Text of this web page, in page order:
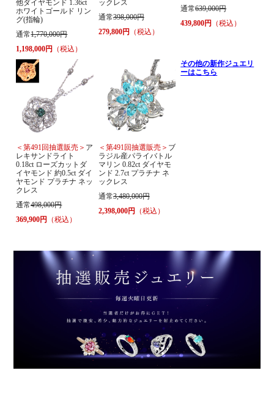
他ダイヤモンド 1.36ct
ホワイトゴールド リン
グ(指輪)
通常1,770,000円
1,198,000円
（税込）
ックレス
通常398,000円
279,800円
（税込）
通常639,000円
439,800円
（税込）
＜第491回抽選販売＞ ア
レキサンドライト
0.18ct ローズカットダ
イヤモンド 約0.5ct ダイ
ヤモンド プラチナ ネッ
クレス
通常498,000円
369,900円 （税込）
＜第491回抽選販売＞ ブ
ラジル産パライバトル
マリン 0.82ct ダイヤモ
ンド 2.7ct プラチナ ネ
ックレス
通常3,480,000円
2,398,000円 （税込）
その他の新作ジュエリ
ーはこちら